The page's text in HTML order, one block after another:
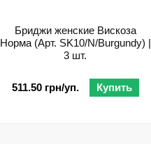
Бриджи женские Вискоза
Норма (Арт. SK10/N/Burgundy) |
3 шт.
511.50 грн/уп. Купить